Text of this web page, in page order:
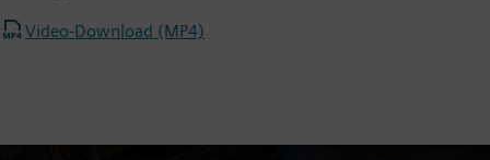
Video-Download (MP4)